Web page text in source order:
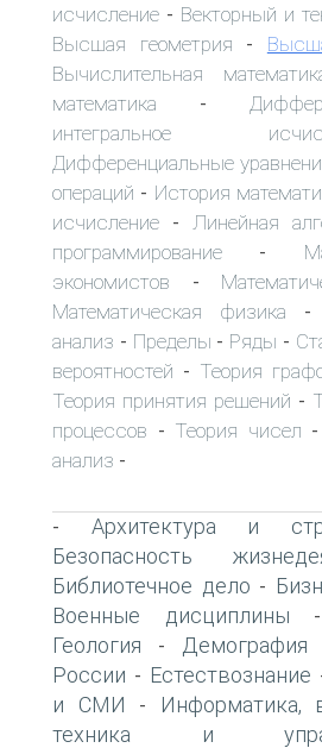
исчисление - Векторный и
Высшая геометрия -
Вычислительная
математика -
интегральное
Дифференциальные
операций - История
исчисление - Линейная
программирование -
экономистов -
Математическая физика -
анализ - Пределы - Ряды -
вероятностей - Теория
Теория принятия решений -
процессов - Теория чисел
анализ -
- Архитектура и
Безопасность
Библиотечное дело -
Военные дисциплины
Геология - Демография
России - Естествознание
и СМИ -
Информатика,
техника и